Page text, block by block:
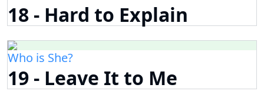
18 - Hard to Explain
Who is She?
19 - Leave It to Me